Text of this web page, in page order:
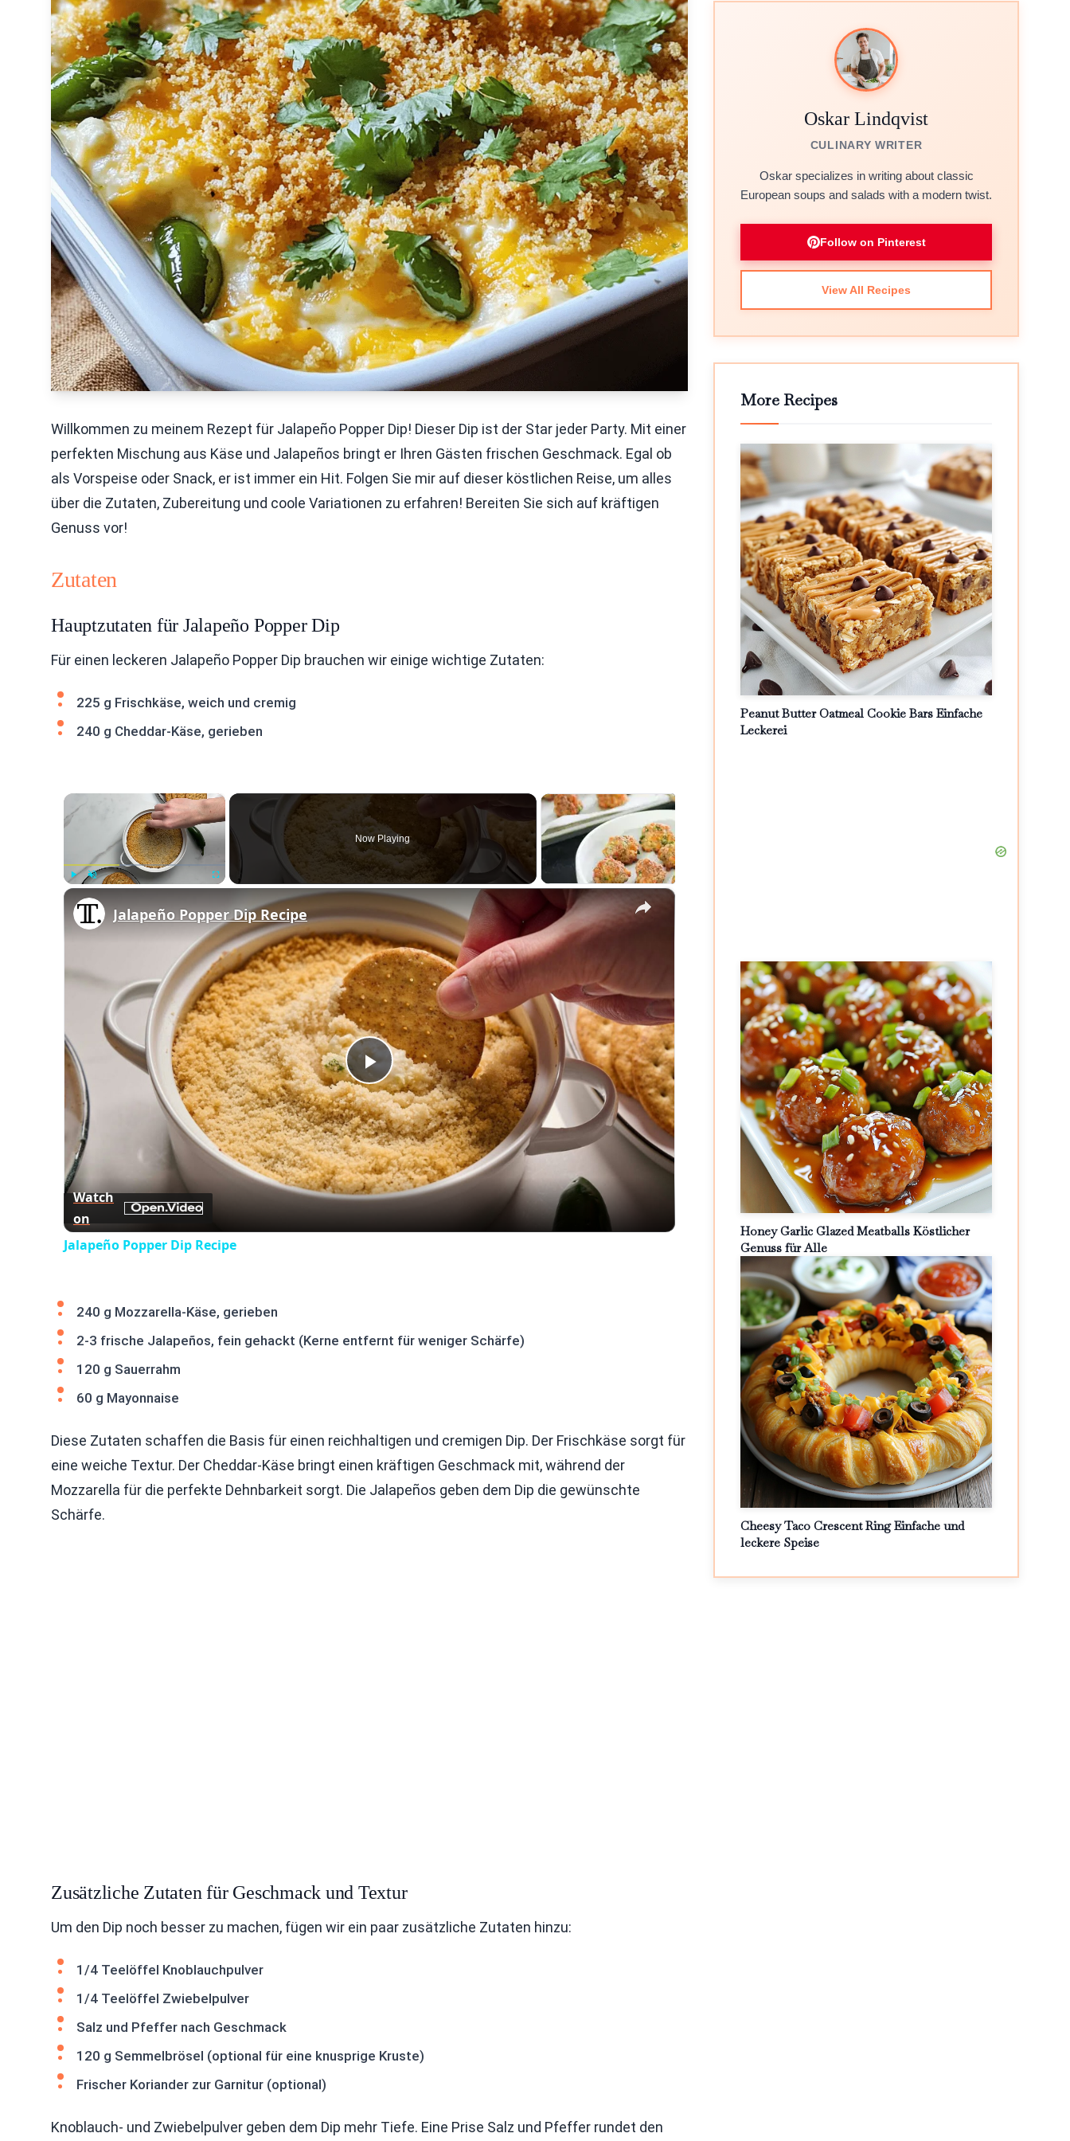
Willkommen zu meinem Rezept für Jalapeño Popper Dip! Dieser Dip ist der Star jeder Party. Mit einer
perfekten Mischung aus Käse und Jalapeños bringt er Ihren Gästen frischen Geschmack. Egal ob
als Vorspeise oder Snack, er ist immer ein Hit. Folgen Sie mir auf dieser köstlichen Reise, um alles
über die Zutaten, Zubereitung und coole Variationen zu erfahren! Bereiten Sie sich auf kräftigen
Genuss vor!
Zutaten
Hauptzutaten für Jalapeño Popper Dip
Für einen leckeren Jalapeño Popper Dip brauchen wir einige wichtige Zutaten:
225 g Frischkäse, weich und cremig
240 g Cheddar-Käse, gerieben
×
Now Playing
×
Play
Video
Jalapeño Popper Dip Recipe
Watch
on
Jalapeño Popper Dip Recipe
240 g Mozzarella-Käse, gerieben
2-3 frische Jalapeños, fein gehackt (Kerne entfernt für weniger Schärfe)
120 g Sauerrahm
60 g Mayonnaise
Diese Zutaten schaffen die Basis für einen reichhaltigen und cremigen Dip. Der Frischkäse sorgt für
eine weiche Textur. Der Cheddar-Käse bringt einen kräftigen Geschmack mit, während der
Mozzarella für die perfekte Dehnbarkeit sorgt. Die Jalapeños geben dem Dip die gewünschte
Schärfe.
Zusätzliche Zutaten für Geschmack und Textur
Um den Dip noch besser zu machen, fügen wir ein paar zusätzliche Zutaten hinzu:
1/4 Teelöffel Knoblauchpulver
1/4 Teelöffel Zwiebelpulver
Salz und Pfeffer nach Geschmack
120 g Semmelbrösel (optional für eine knusprige Kruste)
Frischer Koriander zur Garnitur (optional)
Knoblauch- und Zwiebelpulver geben dem Dip mehr Tiefe. Eine Prise Salz und Pfeffer rundet den
Oskar Lindqvist
CULINARY WRITER
Oskar specializes in writing about classic
European soups and salads with a modern twist.
Follow on Pinterest
View All Recipes
More Recipes
Peanut Butter Oatmeal Cookie Bars Einfache
Leckerei
Honey Garlic Glazed Meatballs Köstlicher
Genuss für Alle
Cheesy Taco Crescent Ring Einfache und
leckere Speise